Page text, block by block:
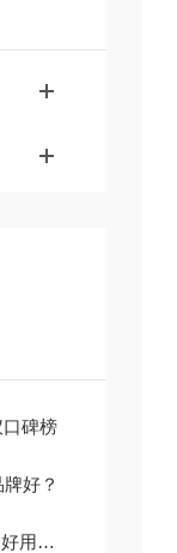
口碑榜
好？
与选型